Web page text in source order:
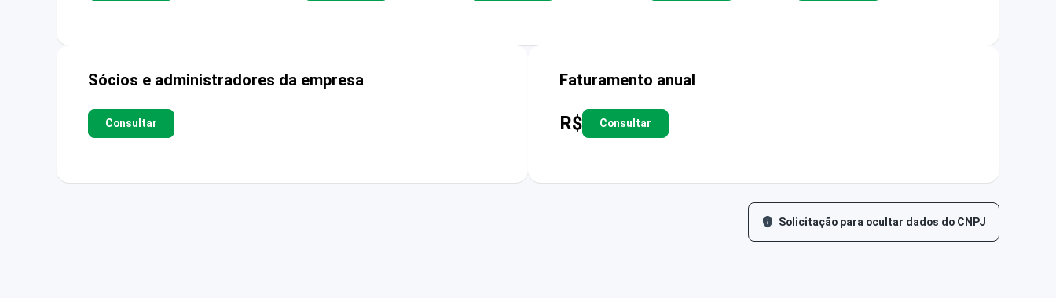
Sócios e administradores da empresa
Consultar
Faturamento anual
R$ Consultar
Solicitação para ocultar dados do CNPJ